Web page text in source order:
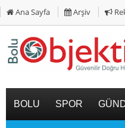
Ana Sayfa Arşiv
BOLU SPOR